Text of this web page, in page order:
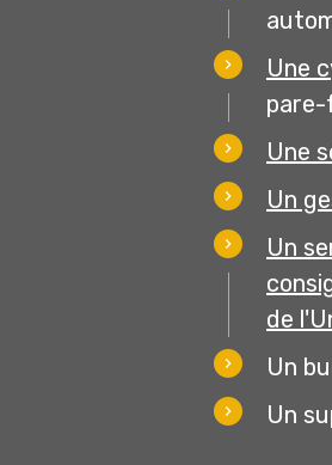
Une
pare-
Une
Un
Un
de
Un
Un